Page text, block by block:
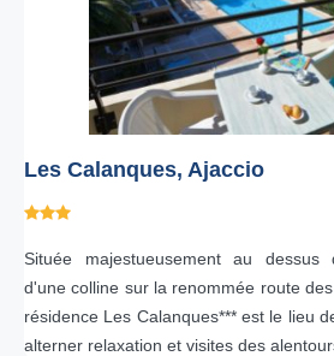
Les Calanques, Ajaccio
Située majestueusement au
d'une colline sur la renommée route
résidence Les Calanques*** est le lieu
alterner relaxation et visites des